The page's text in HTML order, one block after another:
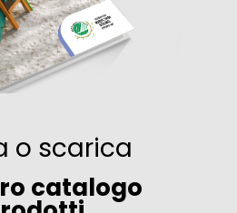
o scarica
catalogo